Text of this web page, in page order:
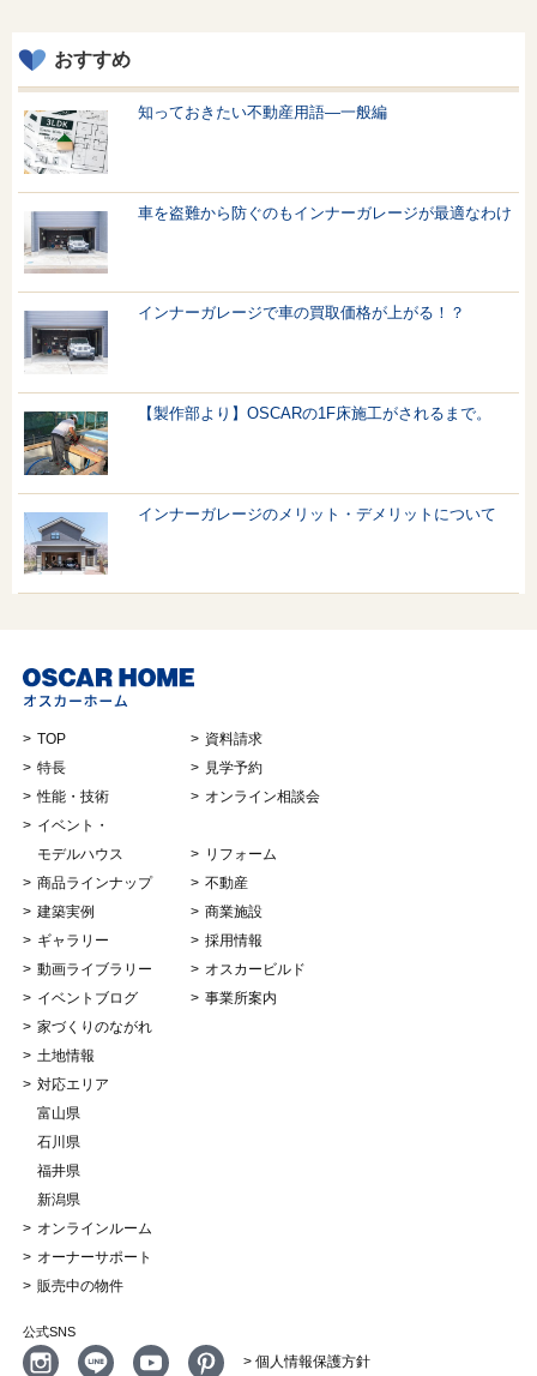
おすすめ
知っておきたい不動産用語—一般編
車を盗難から防ぐのもインナーガレージが最適なわけ
インナーガレージで車の買取価格が上がる！？
【製作部より】OSCARの1F床施工がされるまで。
インナーガレージのメリット・デメリットについて
TOP
特長
性能・技術
イベント・
モデルハウス
商品ラインナップ
建築実例
ギャラリー
動画ライブラリー
イベントブログ
家づくりのながれ
土地情報
対応エリア
富山県
石川県
福井県
新潟県
オンラインルーム
オーナーサポート
販売中の物件
資料請求
見学予約
オンライン相談会
リフォーム
不動産
商業施設
採用情報
オスカービルド
事業所案内
公式SNS
> 個人情報保護方針